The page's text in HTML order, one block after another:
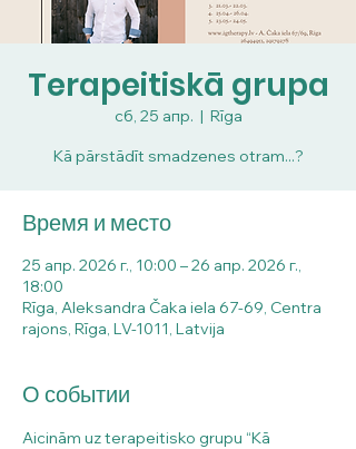
Terapeitiskā grupa
сб, 25 апр.
  |
Rīga
Kā pārstādīt smadzenes otram...?
Время и место
25 апр. 2026 г., 10:00 – 26 апр. 2026 г.,
18:00
Rīga, Aleksandra Čaka iela 67-69, Centra
rajons, Rīga, LV-1011, Latvija
О событии
Aicinām uz terapeitisko grupu “Kā